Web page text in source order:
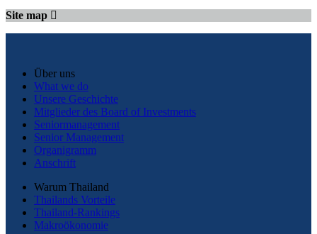
Site map
Über uns
What we do
Unsere Geschichte
Mitglieder des Board of Investments
Seniormanagement
Senior Management
Organigramm
Anschrift
Warum Thailand
Thailands Vorteile
Thailand-Rankings
Makroökonomie